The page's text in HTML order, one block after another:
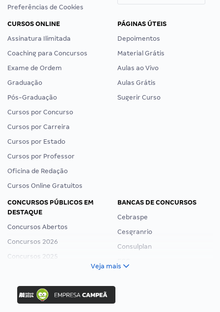
Preferências de Cookies
CURSOS ONLINE
Assinatura Ilimitada
Coaching para Concursos
Exame de Ordem
Graduação
Pós-Graduação
Cursos por Concurso
Cursos por Carreira
Cursos por Estado
Cursos por Professor
Oficina de Redação
Cursos Online Gratuitos
PÁGINAS ÚTEIS
Depoimentos
Material Grátis
Aulas ao Vivo
Aulas Grátis
Sugerir Curso
CONCURSOS PÚBLICOS EM
DESTAQUE
Concursos Abertos
Concursos 2026
Concursos 2025
Concurso Ibama
Concurso MPU
BANCAS DE CONCURSOS
Cebraspe
Cesgranrio
Consulplan
Veja mais